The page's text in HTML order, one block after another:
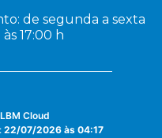
de segunda a sexta
17:00 h
LBM Cloud
22/07/2026 às 04:17